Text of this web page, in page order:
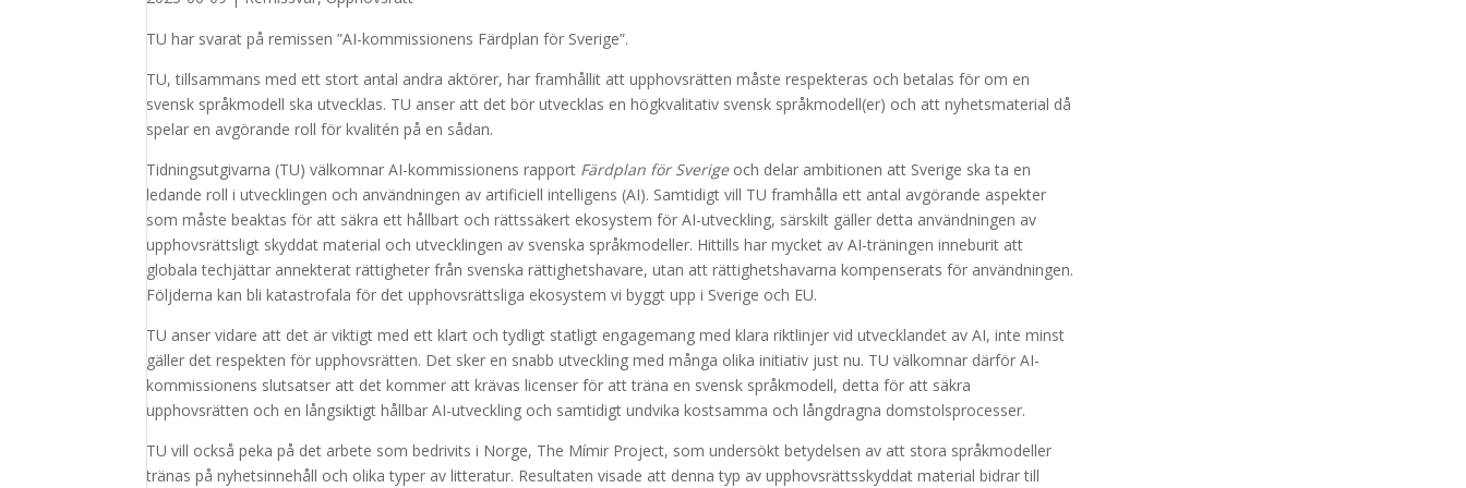
TU har svarat på remissen ”AI-kommissionens Färdplan för Sverige”.
TU, tillsammans med ett stort antal andra aktörer, har framhållit att upphovsrätten måste respekteras och betalas för om en
svensk språkmodell ska utvecklas. TU anser att det bör utvecklas en högkvalitativ svensk språkmodell(er) och att nyhetsmaterial då
spelar en avgörande roll för kvalitén på en sådan.
Tidningsutgivarna (TU) välkomnar AI-kommissionens rapport Färdplan för Sverige och delar ambitionen att Sverige ska ta en
ledande roll i utvecklingen och användningen av artificiell intelligens (AI). Samtidigt vill TU framhålla ett antal avgörande aspekter
som måste beaktas för att säkra ett hållbart och rättssäkert ekosystem för AI-utveckling, särskilt gäller detta användningen av
upphovsrättsligt skyddat material och utvecklingen av svenska språkmodeller. Hittills har mycket av AI-träningen inneburit att
globala techjättar annekterat rättigheter från svenska rättighetshavare, utan att rättighetshavarna kompenserats för användningen.
Följderna kan bli katastrofala för det upphovsrättsliga ekosystem vi byggt upp i Sverige och EU.
TU anser vidare att det är viktigt med ett klart och tydligt statligt engagemang med klara riktlinjer vid utvecklandet av AI, inte minst
gäller det respekten för upphovsrätten. Det sker en snabb utveckling med många olika initiativ just nu. TU välkomnar därför AI-
kommissionens slutsatser att det kommer att krävas licenser för att träna en svensk språkmodell, detta för att säkra
upphovsrätten och en långsiktigt hållbar AI-utveckling och samtidigt undvika kostsamma och långdragna domstolsprocesser.
TU vill också peka på det arbete som bedrivits i Norge, The Mímir Project, som undersökt betydelsen av att stora språkmodeller
tränas på nyhetsinnehåll och olika typer av litteratur. Resultaten visade att denna typ av upphovsrättsskyddat material bidrar till